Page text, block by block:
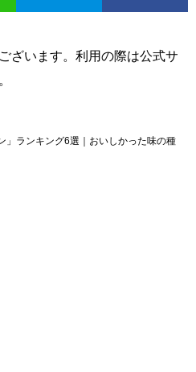
ざいます。利用の際は公式サ
」ランキング6選｜おいしかった味の種